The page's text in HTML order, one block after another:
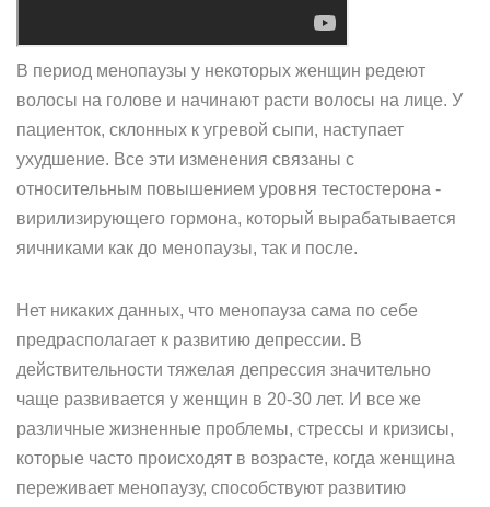
В период менопаузы у некоторых женщин редеют
волосы на голове и начинают расти волосы на лице. У
пациенток, склонных к угревой сыпи, наступает
ухудшение. Все эти изменения связаны с
относительным повышением уровня тестостерона -
вирилизирующего гормона, который вырабатывается
яичниками как до менопаузы, так и после.
Нет никаких данных, что менопауза сама по себе
предрасполагает к развитию депрессии. В
действительности тяжелая депрессия значительно
чаще развивается у женщин в 20-30 лет. И все же
различные жизненные проблемы, стрессы и кризисы,
которые часто происходят в возрасте, когда женщина
переживает менопаузу, способствуют развитию